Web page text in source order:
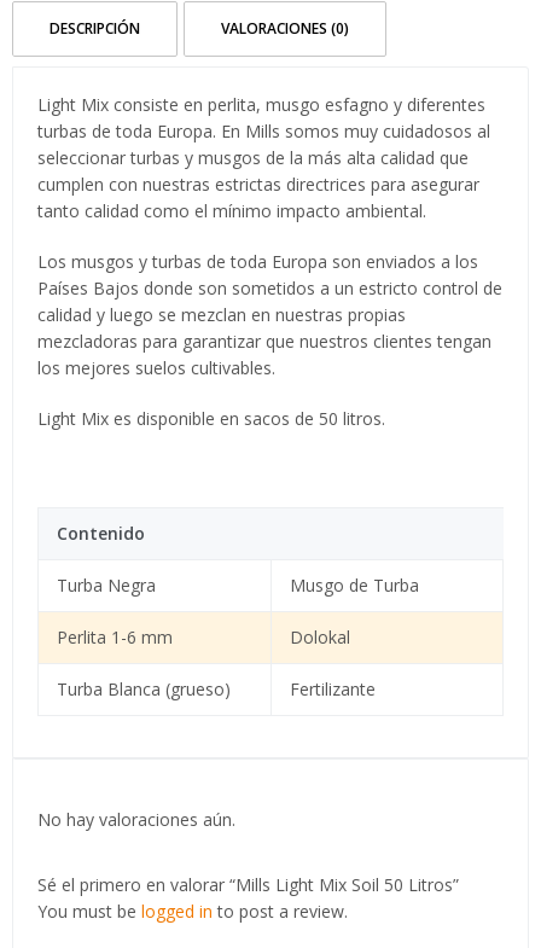
DESCRIPCIÓN VALORACIONES (0)
Light Mix consiste en perlita, musgo esfagno y diferentes
turbas de toda Europa. En Mills somos muy cuidadosos al
seleccionar turbas y musgos de la más alta calidad que
cumplen con nuestras estrictas directrices para asegurar
tanto calidad como el mínimo impacto ambiental.
Los musgos y turbas de toda Europa son enviados a los
Países Bajos donde son sometidos a un estricto control de
calidad y luego se mezclan en nuestras propias
mezcladoras para garantizar que nuestros clientes tengan
los mejores suelos cultivables.
Light Mix es disponible en sacos de 50 litros.
Contenido
Turba Negra Musgo de Turba
Perlita 1-6 mm Dolokal
Turba Blanca (grueso) Fertilizante
No hay valoraciones aún.
Sé el primero en valorar “Mills Light Mix Soil 50 Litros”
You must be logged in to post a review.